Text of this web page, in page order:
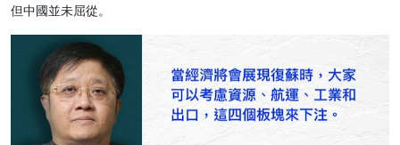
但中國並未屈從。